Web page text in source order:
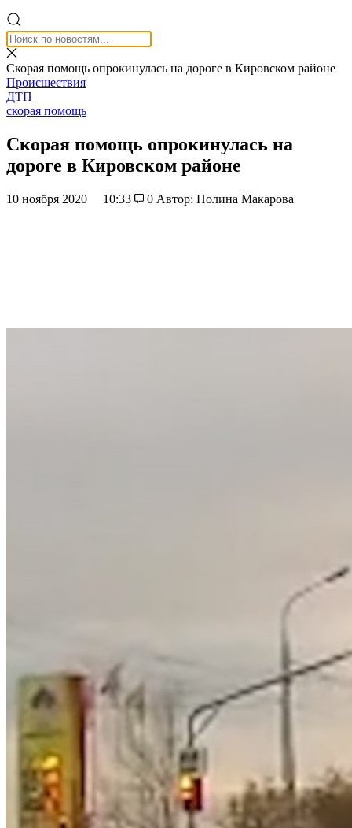
Скорая помощь опрокинулась на дороге в Кировском районе
Происшествия
ДТП
скорая помощь
Скорая помощь опрокинулась на
дороге в Кировском районе
10 ноября 2020 10:33 0 Автор: Полина Макарова